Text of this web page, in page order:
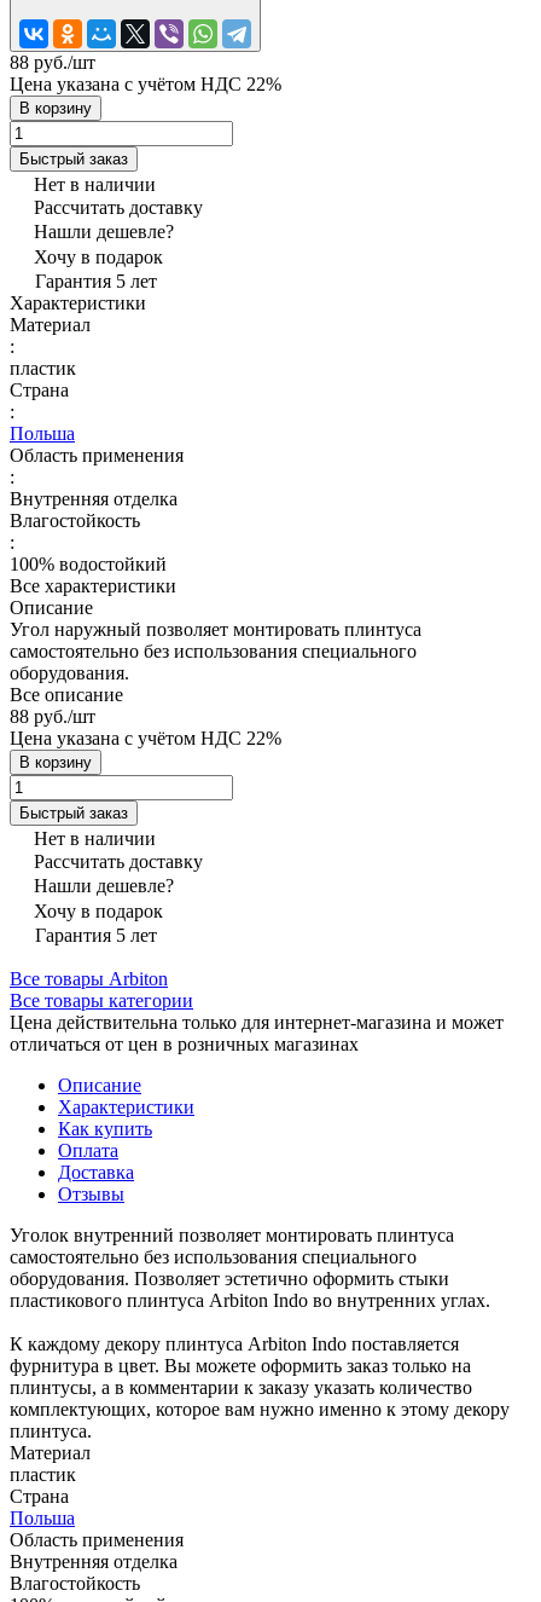
88 руб./шт
Цена указана с учётом НДС 22%
В корзину
Быстрый заказ
Нет в наличии
Рассчитать доставку
Нашли дешевле?
Хочу в подарок
Гарантия 5 лет
Характеристики
Материал
:
пластик
Страна
:
Польша
Область применения
:
Внутренняя отделка
Влагостойкость
:
100% водостойкий
Все характеристики
Описание
Угол наружный позволяет монтировать плинтуса
самостоятельно без использования специального
оборудования.
Все описание
88 руб./шт
Цена указана с учётом НДС 22%
В корзину
Быстрый заказ
Нет в наличии
Рассчитать доставку
Нашли дешевле?
Хочу в подарок
Гарантия 5 лет
Все товары Arbiton
Все товары категории
Цена действительна только для интернет-магазина и может
отличаться от цен в розничных магазинах
Описание
Характеристики
Как купить
Оплата
Доставка
Отзывы
Уголок внутренний позволяет монтировать плинтуса
самостоятельно без использования специального
оборудования. Позволяет эстетично оформить стыки
пластикового плинтуса Arbiton Indo во внутренних углах.
К каждому декору плинтуса Arbiton Indo поставляется
фурнитура в цвет. Вы можете оформить заказ только на
плинтусы, а в комментарии к заказу указать количество
комплектующих, которое вам нужно именно к этому декору
плинтуса.
Материал
пластик
Страна
Польша
Область применения
Внутренняя отделка
Влагостойкость